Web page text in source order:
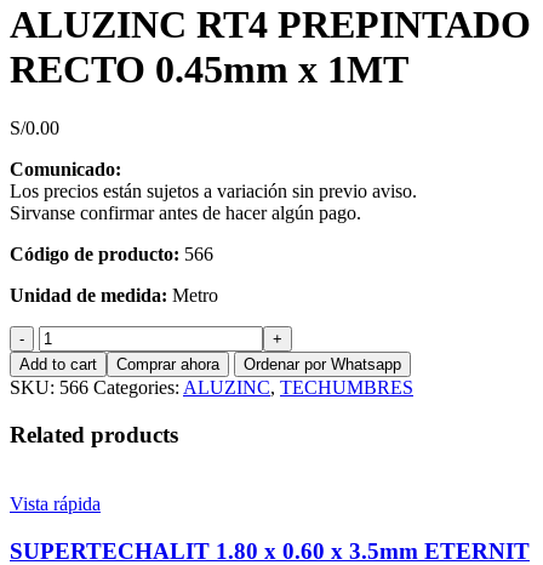
ALUZINC RT4 PREPINTADO
RECTO 0.45mm x 1MT
S/0.00
Comunicado:
Los precios están sujetos a variación sin previo aviso.
Sirvanse confirmar antes de hacer algún pago.
Código de producto: 566
Unidad de medida: Metro
ALUZINC
RT4
PREPINTADO
RECTO
0.45mm
x
Add to cart Comprar ahora Ordenar por Whatsapp
SKU: 566 Categories: ALUZINC, TECHUMBRES
Related products
Vista rápida
SUPERTECHALIT 1.80 x 0.60 x 3.5mm ETERNIT